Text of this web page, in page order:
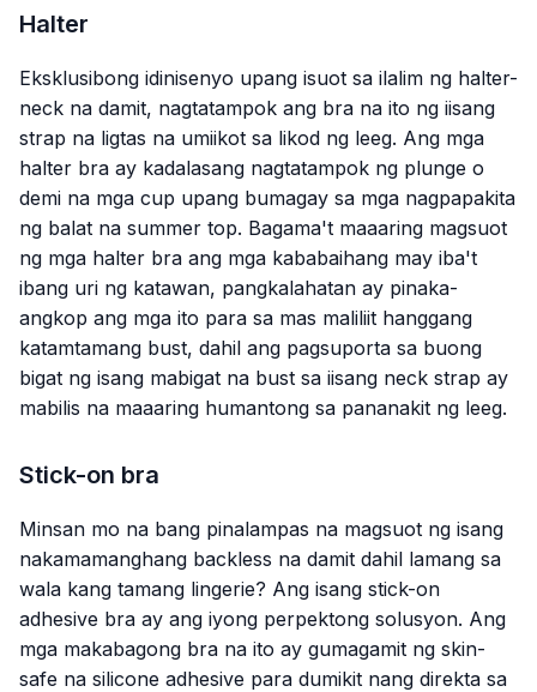
Halter
Eksklusibong idinisenyo upang isuot sa ilalim ng halter-
neck na damit, nagtatampok ang bra na ito ng iisang
strap na ligtas na umiikot sa likod ng leeg. Ang mga
halter bra ay kadalasang nagtatampok ng plunge o
demi na mga cup upang bumagay sa mga nagpapakita
ng balat na summer top. Bagama't maaaring magsuot
ng mga halter bra ang mga kababaihang may iba't
ibang uri ng katawan, pangkalahatan ay pinaka-
angkop ang mga ito para sa mas maliliit hanggang
katamtamang bust, dahil ang pagsuporta sa buong
bigat ng isang mabigat na bust sa iisang neck strap ay
mabilis na maaaring humantong sa pananakit ng leeg.
Stick-on bra
Minsan mo na bang pinalampas na magsuot ng isang
nakamamanghang backless na damit dahil lamang sa
wala kang tamang lingerie? Ang isang stick-on
adhesive bra ay ang iyong perpektong solusyon. Ang
mga makabagong bra na ito ay gumagamit ng skin-
safe na silicone adhesive para dumikit nang direkta sa